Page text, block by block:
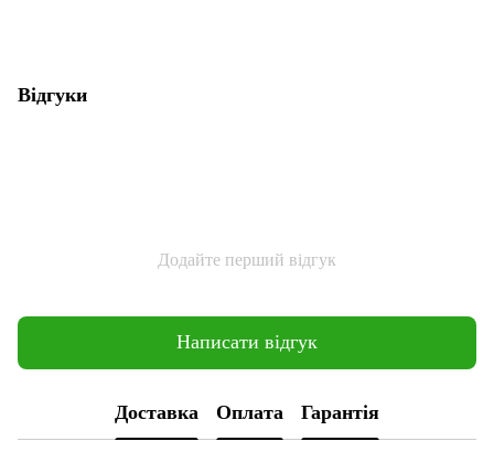
Відгуки
Додайте перший відгук
Написати відгук
Доставка Оплата Гарантія